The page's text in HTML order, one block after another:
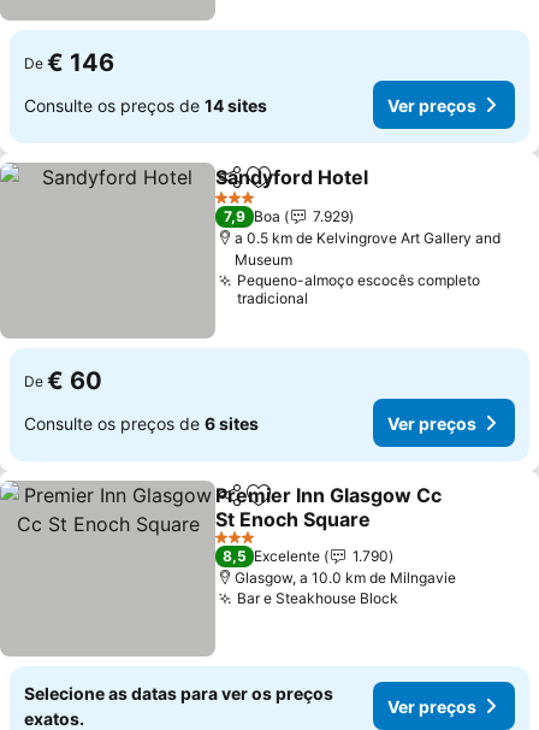
De € 146
Consulte os preços de 14 sites Ver preços
PartilharAdicionar aos favoritos
Sandyford Hotel
3 Estrelas
7,9 Boa
7.929
a 0.5 km de Kelvingrove Art Gallery and
Museum
Pequeno-almoço escocês completo
tradicional
De € 60
Consulte os preços de 6 sites Ver preços
PartilharAdicionar aos favoritos
Premier Inn Glasgow Cc
St Enoch Square
3 Estrelas
8,5 Excelente
1.790
Glasgow, a 10.0 km de Milngavie
Bar e Steakhouse Block
Selecione as datas para ver os preços
exatos.
Ver preços